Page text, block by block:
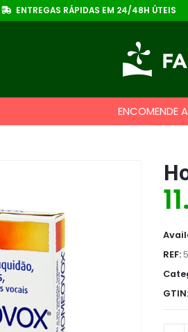
ENTREGAS RÁPIDAS EM 24/48H ÚTEIS
ENCOMENDE
REF:
GTIN: